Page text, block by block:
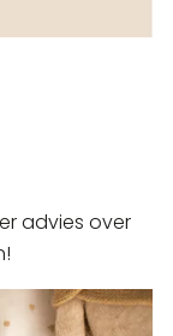
advies over